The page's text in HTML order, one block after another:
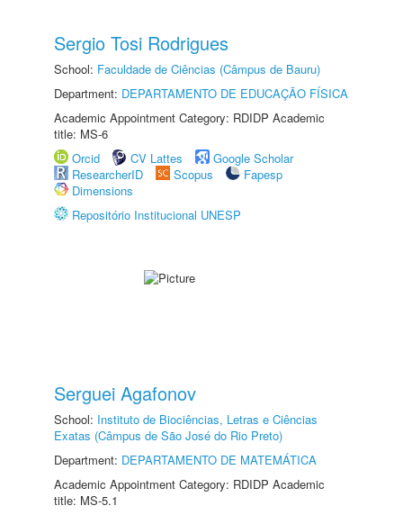
Sergio Tosi Rodrigues
School: Faculdade de Ciências (Câmpus de Bauru)
Department: DEPARTAMENTO DE EDUCAÇÃO FÍSICA
Academic Appointment Category: RDIDP Academic
title: MS-6
Orcid
CV Lattes
Google Scholar
ResearcherID
Scopus
Fapesp
Dimensions
Repositório Institucional UNESP
Serguei Agafonov
School: Instituto de Biociências, Letras e Ciências
Exatas (Câmpus de São José do Rio Preto)
Department: DEPARTAMENTO DE MATEMÁTICA
Academic Appointment Category: RDIDP Academic
title: MS-5.1